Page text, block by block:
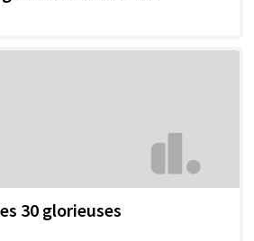
30 glorieuses